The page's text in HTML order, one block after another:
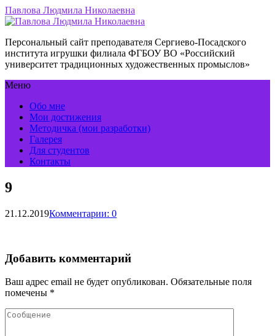
Павлова Людмила Николаевна
Персональный сайт преподавателя Сергиево-Посадского
института игрушки филиала ФГБОУ ВО «Российский
университет традиционных художественных промыслов»
Меню
Обо мне
Мои достижения
Методичка (мои разработки)
Галерея
Для студентов
Контакты
9
21.12.2019Комментарии: 0
Добавить комментарий
Ваш адрес email не будет опубликован. Обязательные поля
помечены *